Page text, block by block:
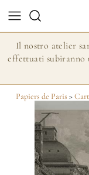
Il nostro atelier
effettuati subiranno
Papiers de Paris >